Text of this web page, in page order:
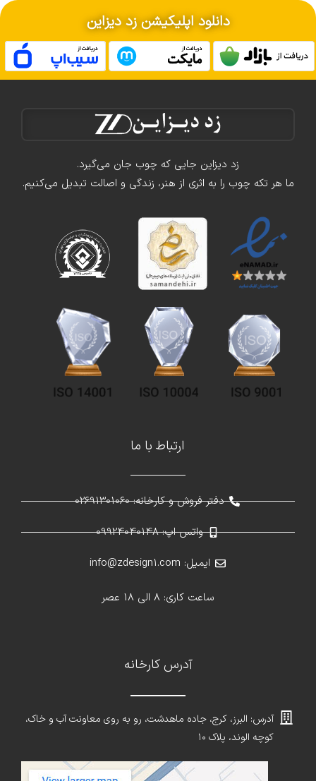
دانلود اپلیکیشن زد دیزاین
زد دیزاین جایی که چوب جان می‌گیرد.
ما هر تکه چوب را به اثری از هنر، زندگی و اصالت تبدیل می‌کنیم.
ارتباط با ما
دفتر فروش و کارخانه: 02691301060
واتس اپ: 09924040148
ایمیل: info@zdesign1.com
ساعت کاری: 8 الی 18 عصر
آدرس کارخانه
آدرس: البرز، کرج، جاده ماهدشت، رو به روی معاونت آب و خاک،
کوچه الوند، پلاک ۱۰